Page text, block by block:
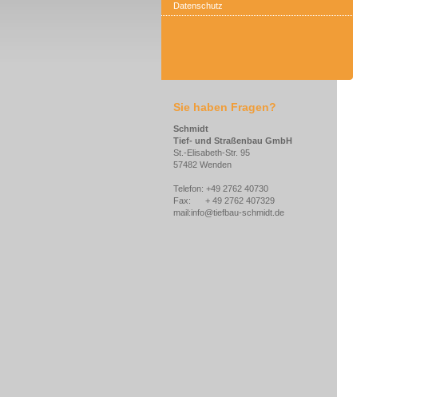
Datenschutz
Sie haben Fragen?
Schmidt
Tief- und Straßenbau GmbH
St.-Elisabeth-Str. 95
57482 Wenden
Telefon: +49 2762 40730
Fax: + 49 2762 407329
mail:info@tiefbau-schmidt.de